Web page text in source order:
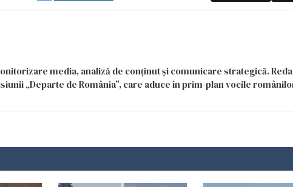
media, analiză de conținut și comunicare strategică.
„Departe de România”, care aduce în prim-plan vocile